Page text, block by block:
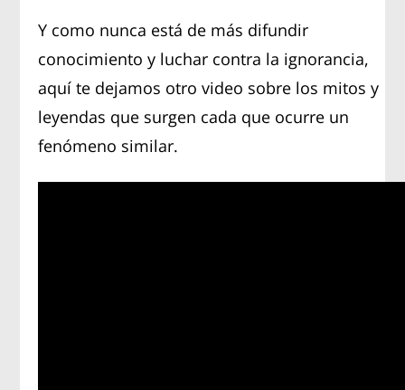
Y como nunca está de más difundir
conocimiento y luchar contra la ignorancia,
aquí te dejamos otro video sobre los mitos y
leyendas que surgen cada que ocurre un
fenómeno similar.